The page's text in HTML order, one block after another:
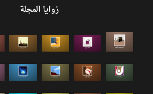
زوايا المجلة